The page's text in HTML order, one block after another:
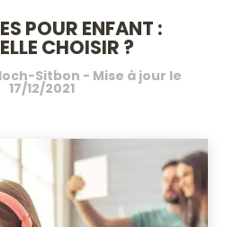
POUR ENFANT :
CHOISIR ?
Sitbon - Mise à jour le
17/12/2021